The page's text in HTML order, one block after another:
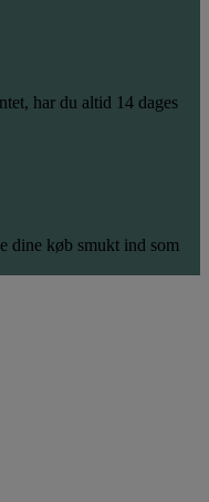
har du altid 14 dages
dine køb smukt ind som